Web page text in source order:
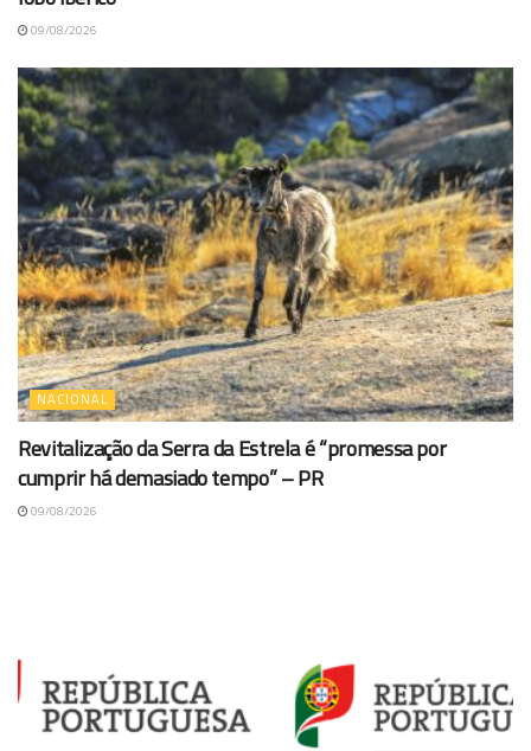
09/08/2026
NACIONAL
Revitalização da Serra da Estrela é “promessa por
cumprir há demasiado tempo” – PR
09/08/2026